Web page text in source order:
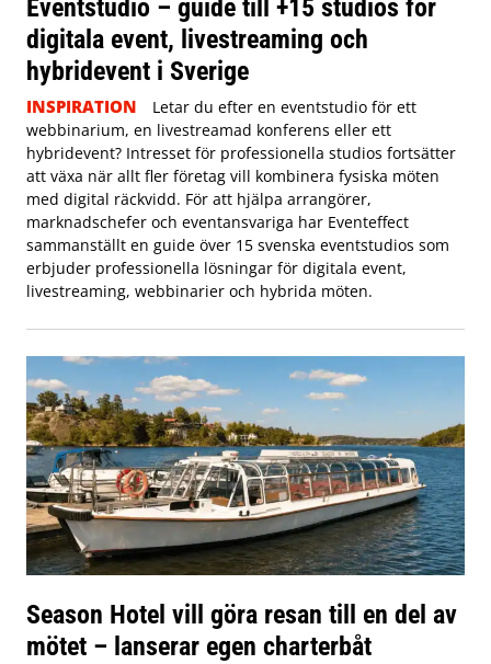
Eventstudio – guide till +15 studios för
digitala event, livestreaming och
hybridevent i Sverige
INSPIRATION
Letar du efter en eventstudio för ett
webbinarium, en livestreamad konferens eller ett
hybridevent? Intresset för professionella studios fortsätter
att växa när allt fler företag vill kombinera fysiska möten
med digital räckvidd. För att hjälpa arrangörer,
marknadschefer och eventansvariga har Eventeffect
sammanställt en guide över 15 svenska eventstudios som
erbjuder professionella lösningar för digitala event,
livestreaming, webbinarier och hybrida möten.
Season Hotel vill göra resan till en del av
mötet – lanserar egen charterbåt